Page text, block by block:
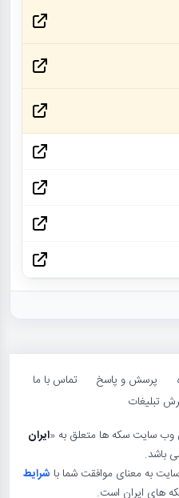
پرسش و پاسخ
تماس با ما
تبلیغات
ایران
باشد.
به معنای موافقت شما با شرایط
های ایران است.